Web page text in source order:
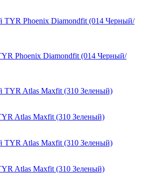
Phoenix Diamondfit (014 Черный/
Atlas Maxfit (310 Зеленый)
Atlas Maxfit (310 Зеленый)